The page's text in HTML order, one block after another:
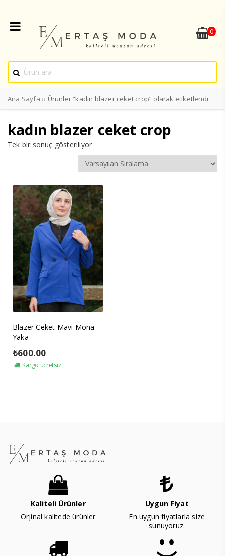
0
Ana Sayfa ›› Ürünler “kadın blazer ceket crop” olarak etiketlendi
kadın blazer ceket crop
Tek bir sonuç gösteriliyor
Blazer Ceket Mavi Mona
Yaka
₺600.00
Kargo ücretsiz
Kaliteli Ürünler
Orjinal kalitede ürünler
Uygun Fiyat
En uygun fiyatlarla size
sunuyoruz.